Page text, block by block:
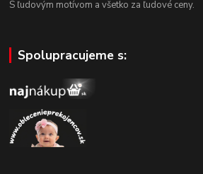
S ľudovým motívom a všetko za ľudové ceny.
Spolupracujeme s: